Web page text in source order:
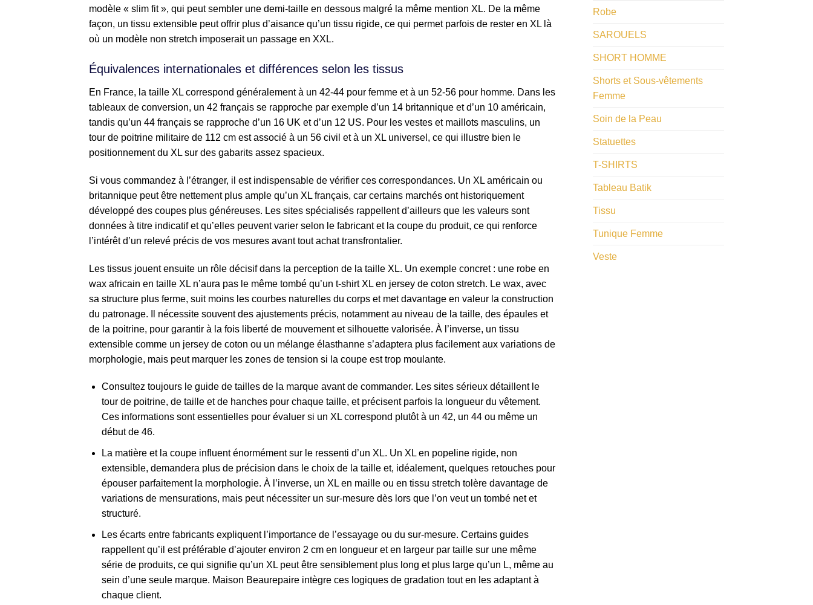
modèle « slim fit », qui peut sembler une demi-taille en dessous malgré la même mention XL. De la même
façon, un tissu extensible peut offrir plus d’aisance qu’un tissu rigide, ce qui permet parfois de rester en XL là
où un modèle non stretch imposerait un passage en XXL.
Équivalences internationales et différences selon les tissus
En France, la taille XL correspond généralement à un 42-44 pour femme et à un 52-56 pour homme. Dans les
tableaux de conversion, un 42 français se rapproche par exemple d’un 14 britannique et d’un 10 américain,
tandis qu’un 44 français se rapproche d’un 16 UK et d’un 12 US. Pour les vestes et maillots masculins, un
tour de poitrine militaire de 112 cm est associé à un 56 civil et à un XL universel, ce qui illustre bien le
positionnement du XL sur des gabarits assez spacieux.
Si vous commandez à l’étranger, il est indispensable de vérifier ces correspondances. Un XL américain ou
britannique peut être nettement plus ample qu’un XL français, car certains marchés ont historiquement
développé des coupes plus généreuses. Les sites spécialisés rappellent d’ailleurs que les valeurs sont
données à titre indicatif et qu’elles peuvent varier selon le fabricant et la coupe du produit, ce qui renforce
l’intérêt d’un relevé précis de vos mesures avant tout achat transfrontalier.
Les tissus jouent ensuite un rôle décisif dans la perception de la taille XL. Un exemple concret : une robe en
wax africain en taille XL n’aura pas le même tombé qu’un t-shirt XL en jersey de coton stretch. Le wax, avec
sa structure plus ferme, suit moins les courbes naturelles du corps et met davantage en valeur la construction
du patronage. Il nécessite souvent des ajustements précis, notamment au niveau de la taille, des épaules et
de la poitrine, pour garantir à la fois liberté de mouvement et silhouette valorisée. À l’inverse, un tissu
extensible comme un jersey de coton ou un mélange élasthanne s’adaptera plus facilement aux variations de
morphologie, mais peut marquer les zones de tension si la coupe est trop moulante.
Consultez toujours le guide de tailles de la marque avant de commander. Les sites sérieux détaillent le
tour de poitrine, de taille et de hanches pour chaque taille, et précisent parfois la longueur du vêtement.
Ces informations sont essentielles pour évaluer si un XL correspond plutôt à un 42, un 44 ou même un
début de 46.
La matière et la coupe influent énormément sur le ressenti d’un XL. Un XL en popeline rigide, non
extensible, demandera plus de précision dans le choix de la taille et, idéalement, quelques retouches pour
épouser parfaitement la morphologie. À l’inverse, un XL en maille ou en tissu stretch tolère davantage de
variations de mensurations, mais peut nécessiter un sur-mesure dès lors que l’on veut un tombé net et
structuré.
Les écarts entre fabricants expliquent l’importance de l’essayage ou du sur-mesure. Certains guides
rappellent qu’il est préférable d’ajouter environ 2 cm en longueur et en largeur par taille sur une même
série de produits, ce qui signifie qu’un XL peut être sensiblement plus long et plus large qu’un L, même au
sein d’une seule marque. Maison Beaurepaire intègre ces logiques de gradation tout en les adaptant à
chaque client.
Robe
SAROUELS
SHORT HOMME
Shorts et Sous-vêtements
Femme
Soin de la Peau
Statuettes
T-SHIRTS
Tableau Batik
Tissu
Tunique Femme
Veste